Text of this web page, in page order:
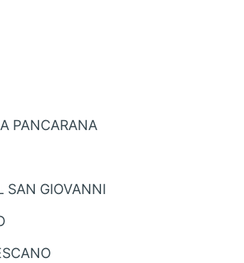
PANCARANA
SAN GIOVANNI